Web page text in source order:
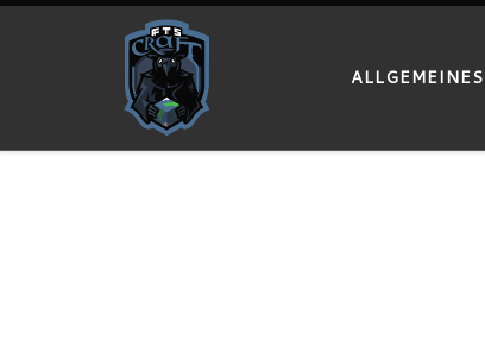
Zum Inhalt springen
ALLGEMEINES